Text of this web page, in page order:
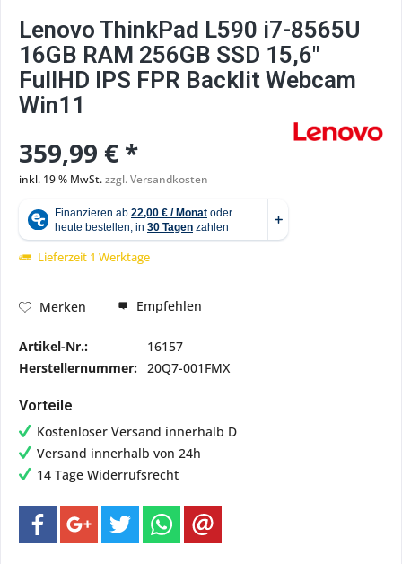
Lenovo ThinkPad L590 i7-8565U
16GB RAM 256GB SSD 15,6"
FullHD IPS FPR Backlit Webcam
Win11
359,99 € *
inkl. 19 % MwSt.zzgl. Versandkosten
Lieferzeit 1 Werktage
Merken Empfehlen
Artikel-Nr.:
16157
Herstellernummer: 20Q7-001FMX
Vorteile
Kostenloser Versand innerhalb D
Versand innerhalb von 24h
14 Tage Widerrufsrecht